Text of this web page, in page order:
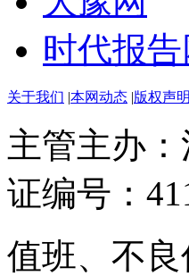
时代报告
关于我们 |本网动态 |版权声明
主管主办
证编号：
值班、不良